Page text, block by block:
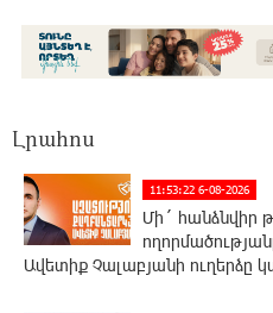
Լրահոս
11:53:22 6-08-2026
Մի´ հանձնվիր
Ավետիք Չալաբյանի ուղերձը